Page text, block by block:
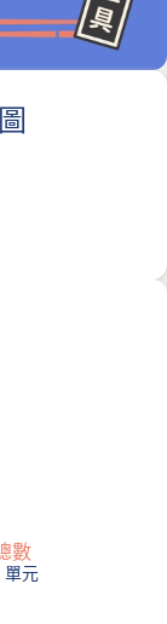
數
單元